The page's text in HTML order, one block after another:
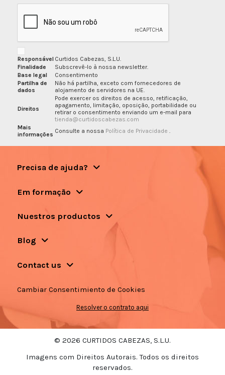
Responsável Curtidos Cabezas, S.L.U.
Finalidade
Subscrevê-lo à nossa newsletter.
Base legal
Consentimento
Partilha de
dados
Não há partilha, exceto com fornecedores de
alojamento de servidores na UE.
Direitos
Pode exercer os direitos de acesso, retificação,
apagamento, limitação, oposição, portabilidade ou
retirar o consentimento enviando um e-mail para
tienda@curtidoscabezas.com
Mais
informações Consulte a nossa Política de Privacidade .
Precisa de ajuda?
Em formação
Nuestros productos
Blog
Contact us
Cambiar Consentimiento de Cookies
Resolver o contrato aqui
© 2026 CURTIDOS CABEZAS, S.L.U.
Imagens com Direitos Autorais. Todos os direitos
reservados.